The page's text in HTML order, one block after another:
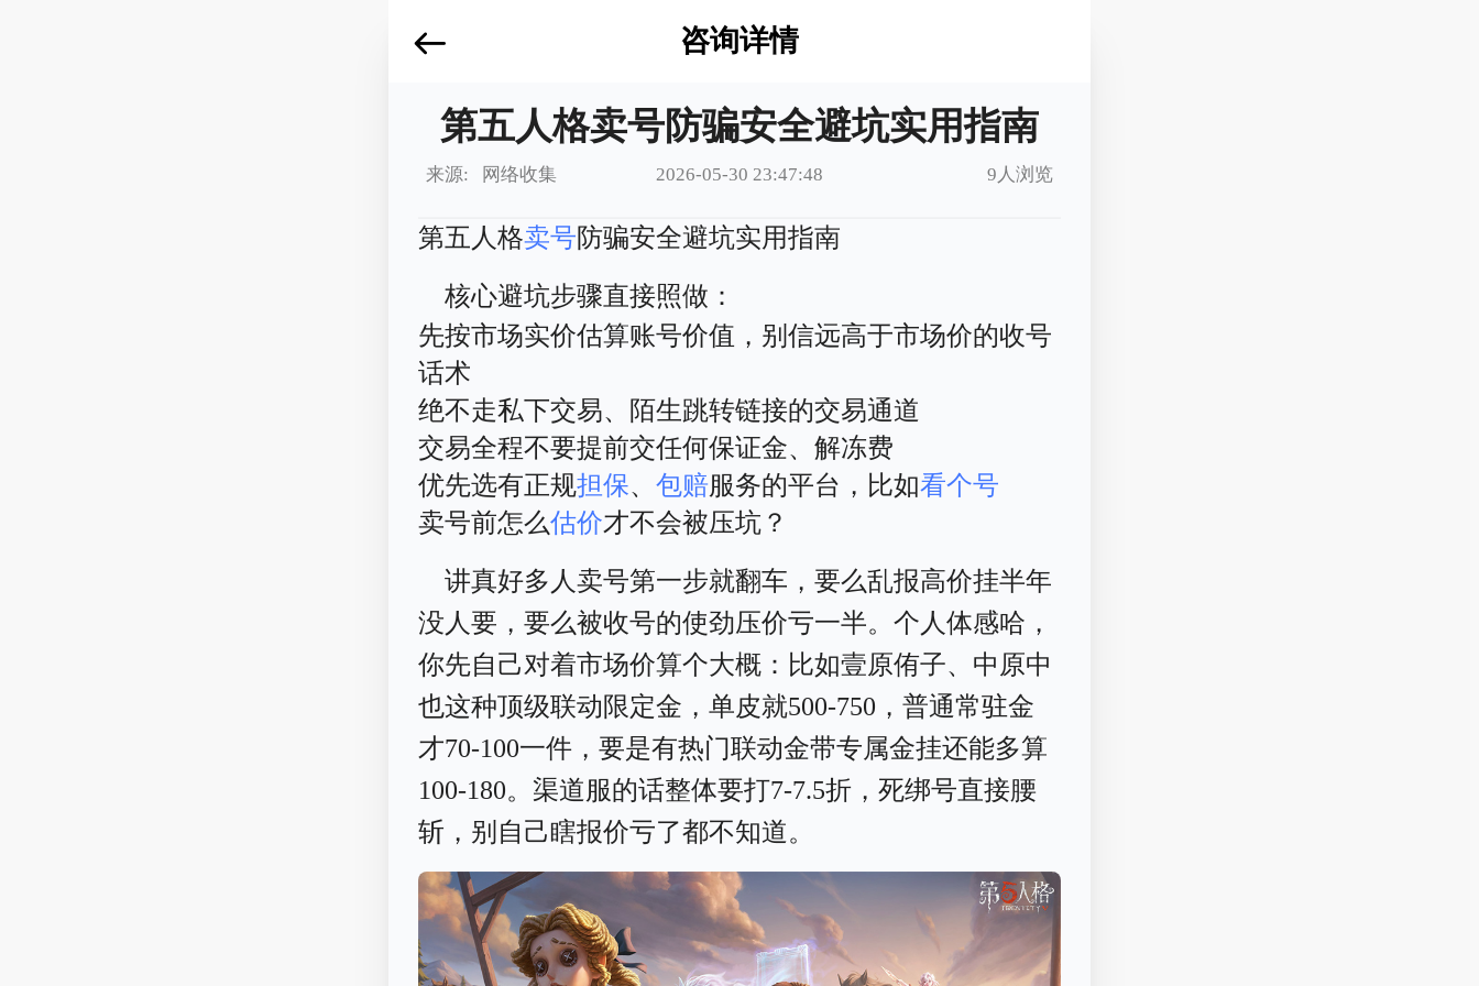
咨询详情
第五人格卖号防骗安全避坑实用指南
来源: 网络收集 2026-05-30 23:47:48 9人浏览
第五人格卖号防骗安全避坑实用指南
核心避坑步骤直接照做：
先按市场实价估算账号价值，别信远高于市场价的收号
话术
绝不走私下交易、陌生跳转链接的交易通道
交易全程不要提前交任何保证金、解冻费
优先选有正规担保、包赔服务的平台，比如看个号
卖号前怎么估价才不会被压坑？
讲真好多人卖号第一步就翻车，要么乱报高价挂半年
没人要，要么被收号的使劲压价亏一半。个人体感哈，
你先自己对着市场价算个大概：比如壹原侑子、中原中
也这种顶级联动限定金，单皮就500-750，普通常驻金
才70-100一件，要是有热门联动金带专属金挂还能多算
100-180。渠道服的话整体要打7-7.5折，死绑号直接腰
斩，别自己瞎报价亏了都不知道。